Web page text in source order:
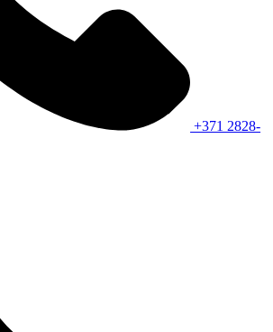
+371 2828-